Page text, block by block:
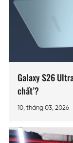
Galaxy S26
chất’?
10, tháng 03, 2026